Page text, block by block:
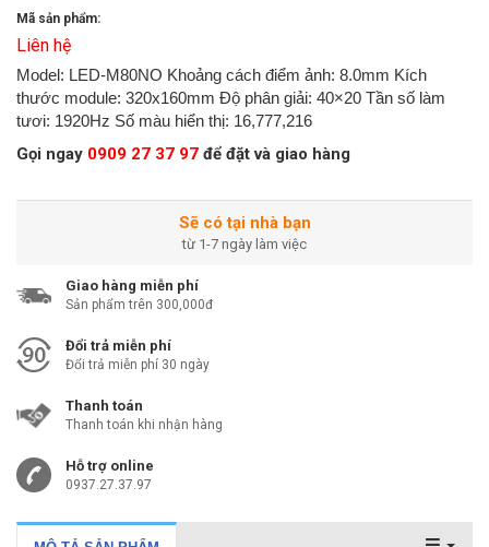
Mã sản phẩm:
Liên hệ
Model: LED-M80NO Khoảng cách điểm ảnh: 8.0mm Kích
thước module: 320x160mm Độ phân giải: 40×20 Tần số làm
tươi: 1920Hz Số màu hiển thị: 16,777,216
Gọi ngay 0909 27 37 97 để đặt và giao hàng
Sẽ có tại nhà bạn
từ 1-7 ngày làm việc
Giao hàng miễn phí
Sản phẩm trên 300,000đ
Đổi trả miễn phí
Đổi trả miễn phí 30 ngày
Thanh toán
Thanh toán khi nhận hàng
Hỗ trợ online
0937.27.37.97